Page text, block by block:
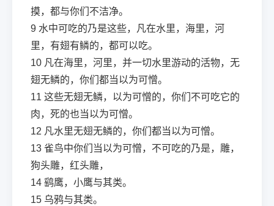
摸，都与你们不洁净。
9 水中可吃的乃是这些，凡在水里，海里，河
里，有翅有鳞的，都可以吃。
10 凡在海里，河里，并一切水里游动的活物，无
翅无鳞的，你们都当以为可憎。
11 这些无翅无鳞，以为可憎的，你们不可吃它的
肉，死的也当以为可憎。
12 凡水里无翅无鳞的，你们都当以为可憎。
13 雀鸟中你们当以为可憎，不可吃的乃是，雕，
狗头雕，红头雕，
14 鹞鹰，小鹰与其类。
15 乌鸦与其类。